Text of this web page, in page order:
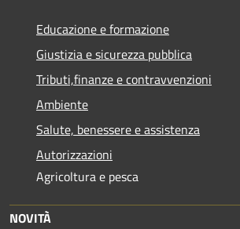
Educazione e formazione
Giustizia e sicurezza pubblica
Tributi,finanze e contravvenzioni
Ambiente
Salute, benessere e assistenza
Autorizzazioni
Agricoltura e pesca
NOVITÀ